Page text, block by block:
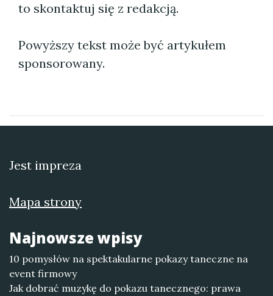
to skontaktuj się z redakcją.
Powyższy tekst może być artykułem
sponsorowany.
Jest impreza
Mapa strony
Najnowsze wpisy
10 pomysłów na spektakularne pokazy taneczne na
event firmowy
Jak dobrać muzykę do pokazu tanecznego: prawa